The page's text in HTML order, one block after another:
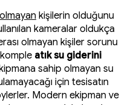
kişilerin olduğunu
kameralar oldukça
olmayan kişiler sorunu
atık su giderini
sahip olmayan su
için tesisatın
Modern ekipman ve